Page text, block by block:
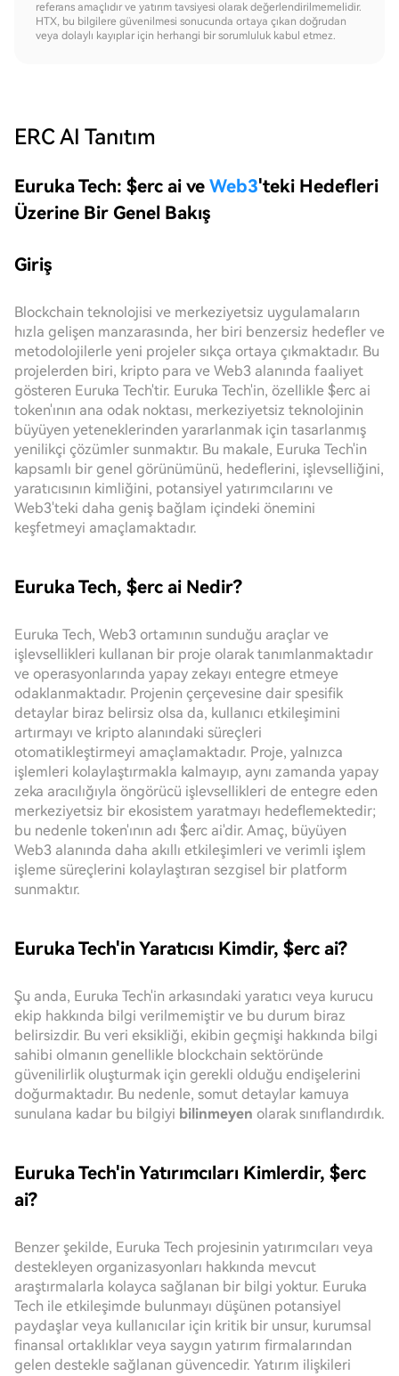
referans amaçlıdır ve yatırım tavsiyesi olarak değerlendirilmemelidir.
HTX, bu bilgilere güvenilmesi sonucunda ortaya çıkan doğrudan
veya dolaylı kayıplar için herhangi bir sorumluluk kabul etmez.
ERC AI Tanıtım
Euruka Tech: $erc ai ve Web3'teki Hedefleri
Üzerine Bir Genel Bakış
Giriş
Blockchain teknolojisi ve merkeziyetsiz uygulamaların
hızla gelişen manzarasında, her biri benzersiz hedefler ve
metodolojilerle yeni projeler sıkça ortaya çıkmaktadır. Bu
projelerden biri, kripto para ve Web3 alanında faaliyet
gösteren Euruka Tech'tir. Euruka Tech'in, özellikle $erc ai
token'ının ana odak noktası, merkeziyetsiz teknolojinin
büyüyen yeteneklerinden yararlanmak için tasarlanmış
yenilikçi çözümler sunmaktır. Bu makale, Euruka Tech'in
kapsamlı bir genel görünümünü, hedeflerini, işlevselliğini,
yaratıcısının kimliğini, potansiyel yatırımcılarını ve
Web3'teki daha geniş bağlam içindeki önemini
keşfetmeyi amaçlamaktadır.
Euruka Tech, $erc ai Nedir?
Euruka Tech, Web3 ortamının sunduğu araçlar ve
işlevsellikleri kullanan bir proje olarak tanımlanmaktadır
ve operasyonlarında yapay zekayı entegre etmeye
odaklanmaktadır. Projenin çerçevesine dair spesifik
detaylar biraz belirsiz olsa da, kullanıcı etkileşimini
artırmayı ve kripto alanındaki süreçleri
otomatikleştirmeyi amaçlamaktadır. Proje, yalnızca
işlemleri kolaylaştırmakla kalmayıp, aynı zamanda yapay
zeka aracılığıyla öngörücü işlevsellikleri de entegre eden
merkeziyetsiz bir ekosistem yaratmayı hedeflemektedir;
bu nedenle token'ının adı $erc ai'dir. Amaç, büyüyen
Web3 alanında daha akıllı etkileşimleri ve verimli işlem
işleme süreçlerini kolaylaştıran sezgisel bir platform
sunmaktır.
Euruka Tech'in Yaratıcısı Kimdir, $erc ai?
Şu anda, Euruka Tech'in arkasındaki yaratıcı veya kurucu
ekip hakkında bilgi verilmemiştir ve bu durum biraz
belirsizdir. Bu veri eksikliği, ekibin geçmişi hakkında bilgi
sahibi olmanın genellikle blockchain sektöründe
güvenilirlik oluşturmak için gerekli olduğu endişelerini
doğurmaktadır. Bu nedenle, somut detaylar kamuya
sunulana kadar bu bilgiyi bilinmeyen olarak sınıflandırdık.
Euruka Tech'in Yatırımcıları Kimlerdir, $erc
ai?
Benzer şekilde, Euruka Tech projesinin yatırımcıları veya
destekleyen organizasyonları hakkında mevcut
araştırmalarla kolayca sağlanan bir bilgi yoktur. Euruka
Tech ile etkileşimde bulunmayı düşünen potansiyel
paydaşlar veya kullanıcılar için kritik bir unsur, kurumsal
finansal ortaklıklar veya saygın yatırım firmalarından
gelen destekle sağlanan güvencedir. Yatırım ilişkileri